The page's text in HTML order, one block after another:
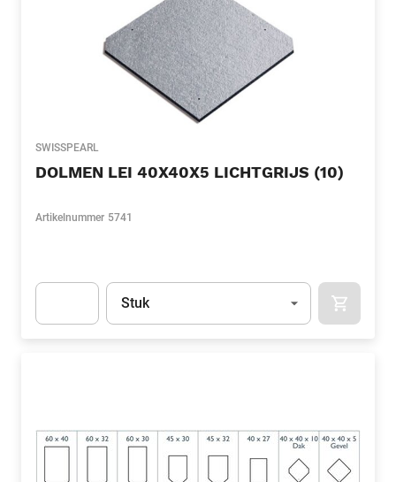
SWISSPEARL
DOLMEN LEI 40X40X5 LICHTGRIJS (10)
Artikelnummer 5741
Eenheid
Stuk